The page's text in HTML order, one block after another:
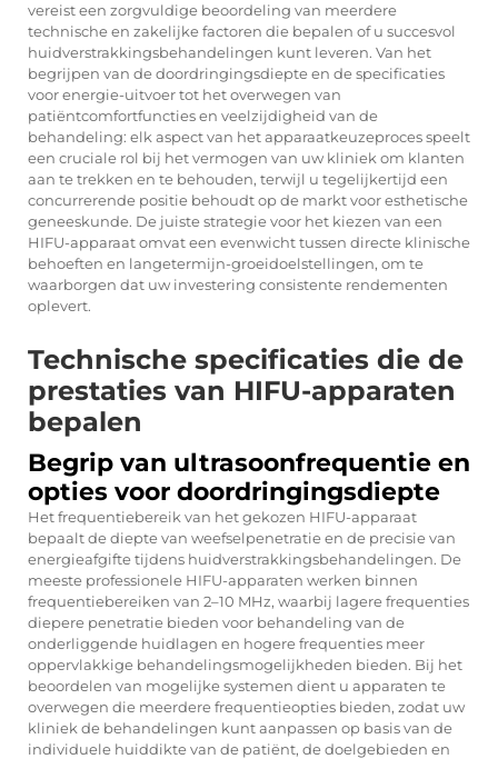
vereist een zorgvuldige beoordeling van meerdere
technische en zakelijke factoren die bepalen of u succesvol
huidverstrakkingsbehandelingen kunt leveren. Van het
begrijpen van de doordringingsdiepte en de specificaties
voor energie-uitvoer tot het overwegen van
patiëntcomfortfuncties en veelzijdigheid van de
behandeling: elk aspect van het apparaatkeuzeproces speelt
een cruciale rol bij het vermogen van uw kliniek om klanten
aan te trekken en te behouden, terwijl u tegelijkertijd een
concurrerende positie behoudt op de markt voor esthetische
geneeskunde. De juiste strategie voor het kiezen van een
HIFU-apparaat omvat een evenwicht tussen directe klinische
behoeften en langetermijn-groeidoelstellingen, om te
waarborgen dat uw investering consistente rendementen
oplevert.
Technische specificaties die de
prestaties van HIFU-apparaten
bepalen
Begrip van ultrasoonfrequentie en
opties voor doordringingsdiepte
Het frequentiebereik van het gekozen HIFU-apparaat
bepaalt de diepte van weefselpenetratie en de precisie van
energieafgifte tijdens huidverstrakkingsbehandelingen. De
meeste professionele HIFU-apparaten werken binnen
frequentiebereiken van 2–10 MHz, waarbij lagere frequenties
diepere penetratie bieden voor behandeling van de
onderliggende huidlagen en hogere frequenties meer
oppervlakkige behandelingsmogelijkheden bieden. Bij het
beoordelen van mogelijke systemen dient u apparaten te
overwegen die meerdere frequentieopties bieden, zodat uw
kliniek de behandelingen kunt aanpassen op basis van de
individuele huiddikte van de patiënt, de doelgebieden en